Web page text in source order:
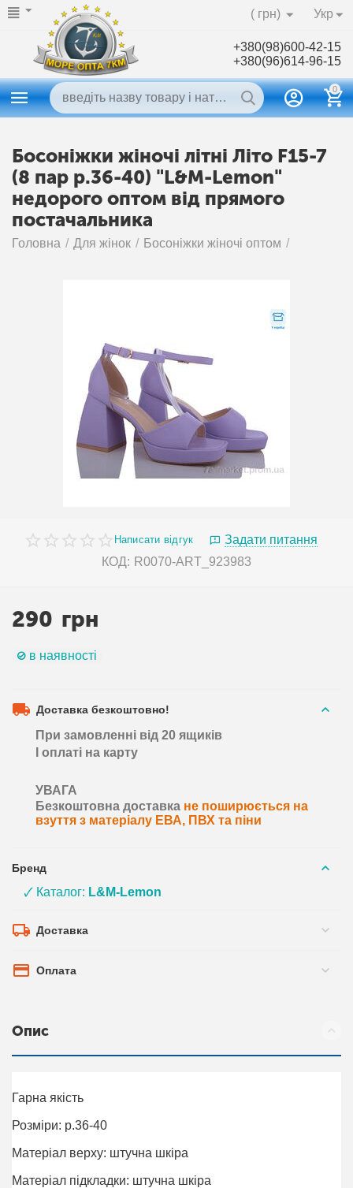
Укр
( грн)
+380(98)600-42-15
+380(96)614-96-15
0
Босоніжки жіночі літні Літо F15-7
(8 пар р.36-40) "L&M-Lemon"
недорого оптом від прямого
постачальника
Головна / Для жінок / Босоніжки жіночі оптом /
Написати відгук
Задати питання
КОД: R0070-ART_923983
290 грн
в наявності
Доставка безкоштовно!
При замовленні від 20 ящиків
І оплаті на карту
УВАГА
Безкоштовна доставка не поширюється на
взуття з матеріалу ЕВА, ПВХ та піни
Бренд
🗸 Каталог: L&M-Lemon
Доставка
Оплата
Опис
Гарна якість
Розміри: р.36-40
Матеріал верху: штучна шкіра
Матеріал підкладки: штучна шкіра